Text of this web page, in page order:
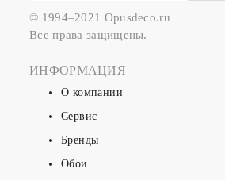
© 1994–2021 Opusdeco.ru
Все права защищены.
ИНФОРМАЦИЯ
О компании
Сервис
Бренды
Обои